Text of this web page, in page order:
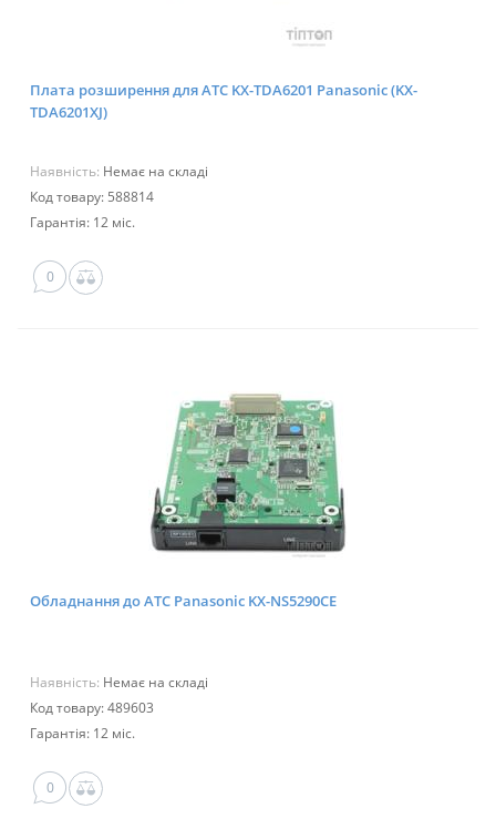
Плата розширення для АТС KX-TDA6201 Panasonic (KX-
TDA6201XJ)
Наявність: Немає на складі
Код товару: 588814
Гарантія: 12 міс.
0
Обладнання до АТС Panasonic KX-NS5290CE
Наявність: Немає на складі
Код товару: 489603
Гарантія: 12 міс.
0